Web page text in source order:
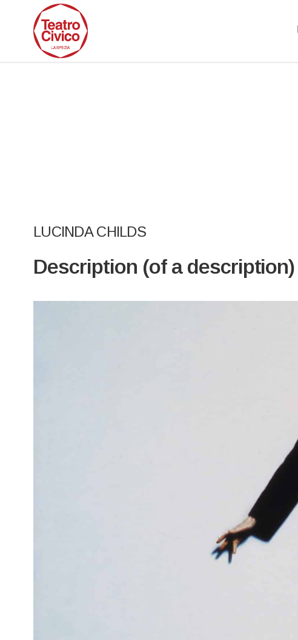
LUCINDA CHILDS
Description (of a description)